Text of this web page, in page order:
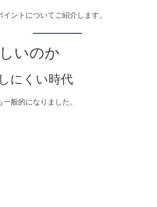
ントについてご紹介します。
いのか
にくい時代
般的になりました。